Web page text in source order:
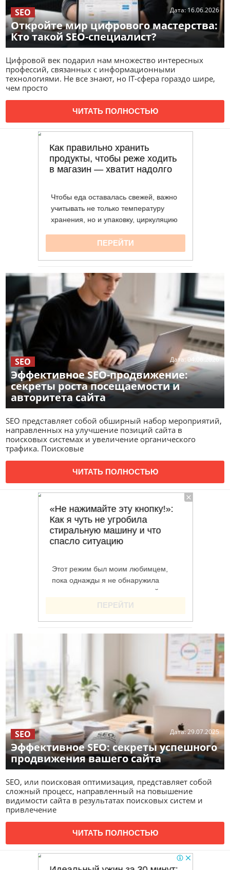
Откройте мир цифрового мастерства:
Кто такой SEO-специалист?
Дата:16.06.2026
SEO
Цифровой век подарил нам множество интересных
профессий, связанных с информационными
технологиями. Не все знают, но IT-сфера гораздо шире,
чем просто
ЧИТАТЬ ПОЛНОСТЬЮ
Эффективное SEO-продвижение:
секреты роста посещаемости и
авторитета сайта
Дата: 04.06.2026
SEO
SEO представляет собой обширный набор мероприятий,
направленных на улучшение позиций сайта в
поисковых системах и увеличение органического
трафика. Поисковые
ЧИТАТЬ ПОЛНОСТЬЮ
Эффективное SEO: секреты успешного
продвижения вашего сайта
Дата:29.07.2025
SEO
SEO, или поисковая оптимизация, представляет собой
сложный процесс, направленный на повышение
видимости сайта в результатах поисковых систем и
привлечение
ЧИТАТЬ ПОЛНОСТЬЮ